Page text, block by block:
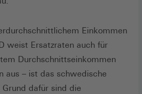
Einkommen
weist Ersatzraten auch für
Durchschnittseinkommen
aus – ist das schwedische
dafür sind die